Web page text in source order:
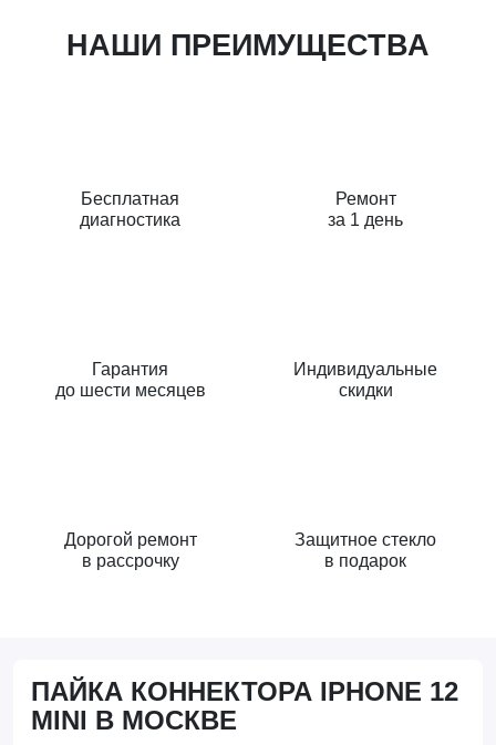
НАШИ ПРЕИМУЩЕСТВА
Бесплатная
диагностика
Ремонт
за 1 день
Гарантия
до шести месяцев
Индивидуальные
скидки
Дорогой ремонт
в рассрочку
Защитное стекло
в подарок
ПАЙКА КОННЕКТОРА IPHONE 12
MINI В МОСКВЕ